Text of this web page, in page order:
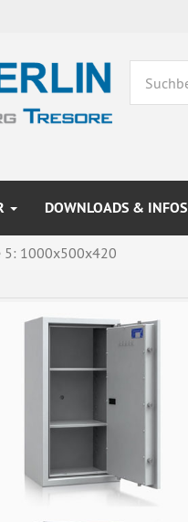
DOWNLOADS & INFOS
5: 1000x500x420